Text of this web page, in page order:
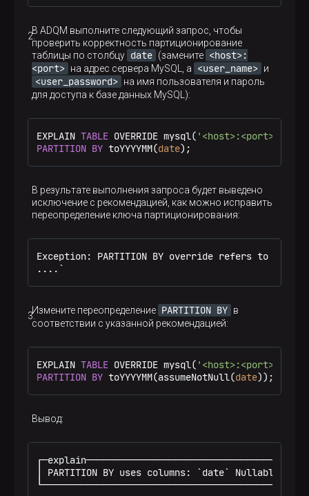
В ADQM выполните следующий запрос, чтобы
проверить корректность партиционирование
таблицы по столбцу date (замените <host>:
<port> на адрес сервера MySQL, а <user_name> и
<user_password> на имя пользователя и пароль
для доступа к базе данных MySQL):
EXPLAIN TABLE OVERRIDE mysql( '<host>:<port>'
PARTITION BY toYYYYMM(date);
В результате выполнения запроса будет выведено
исключение с рекомендацией, как можно исправить
переопределение ключа партиционирования:
Exception: PARTITION BY override refers to
....`
Измените переопределение PARTITION BY в
соответствии с указанной рекомендацией:
EXPLAIN TABLE OVERRIDE mysql( '<host>:<port>'
PARTITION BY toYYYYMM(assumeNotNull(date));
Вывод:
│ PARTITION BY uses columns: `date`